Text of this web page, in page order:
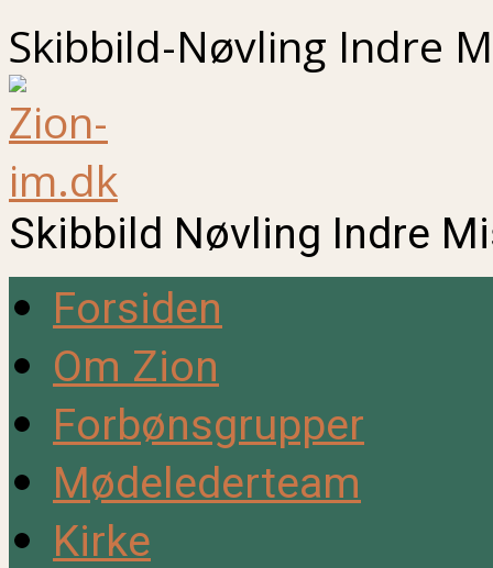
Skibbild-Nøvling Indre
Skibbild Nøvling Indre
Forsiden
Om Zion
Forbønsgrupper
Mødelederteam
Kirke